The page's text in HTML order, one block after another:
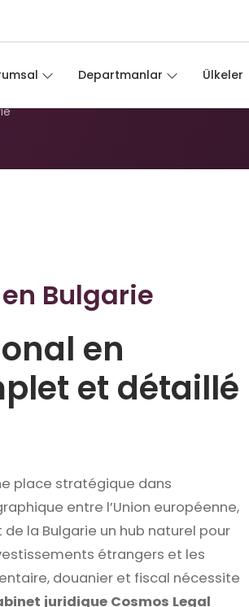
Departmanlar Ülkeler
en Bulgarie
Bulgarie
en
et détaillé
place stratégique dans
entre l’Union européenne,
la Bulgarie un hub naturel pour
étrangers et les
douanier et fiscal nécessite
juridique Cosmos Legal